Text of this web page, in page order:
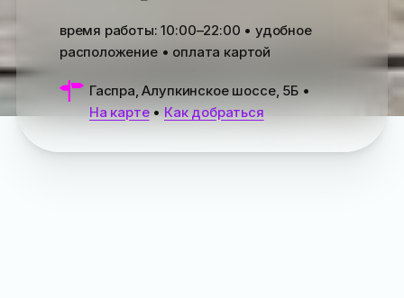
время работы:10:00–22:00 • удобное
расположение • оплата картой
Гаспра, Алупкинское шоссе, 5Б•
На карте• Как добраться